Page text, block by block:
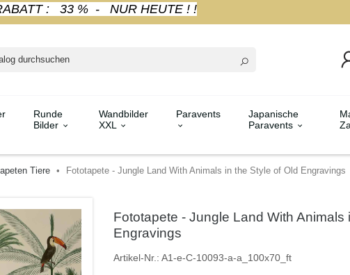
: 33 % - NUR HEUTE ! !
Runde
Bilder
Wandbilder
XXL
Paravents
Japanische
Paravents
Tiere Fototapete - Jungle Land With Animals in the Style of Old Engravings
Fototapete - Jungle Land With Animals
Engravings
Artikel-Nr.: A1-e-C-10093-a-a_100x70_ft